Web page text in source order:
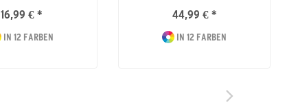
16,99 € *
IN 12 FARBEN
44,99 € *
IN 12 FARBEN